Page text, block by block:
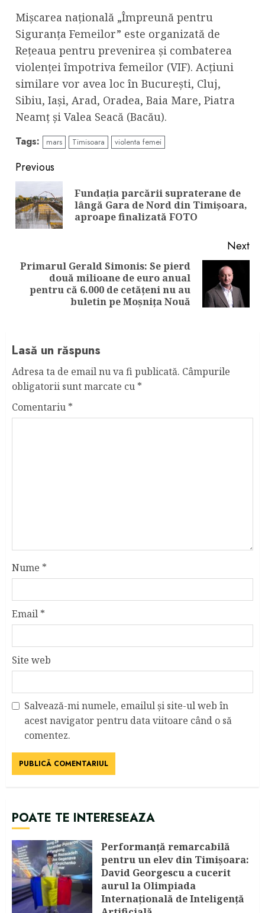
Mișcarea națională „Împreună pentru
Siguranța Femeilor” este organizată de
Rețeaua pentru prevenirea și combaterea
violenței împotriva femeilor (VIF). Acțiuni
similare vor avea loc în București, Cluj,
Sibiu, Iași, Arad, Oradea, Baia Mare, Piatra
Neamț și Valea Seacă (Bacău).
Tags: mars Timisoara violenta femei
Continue
Reading
Previous
Fundația parcării supraterane de
lângă Gara de Nord din Timișoara,
aproape finalizată FOTO
Next
post:
Primarul Gerald Simonis: Se pierd
două milioane de euro anual
pentru că 6.000 de cetățeni nu au
buletin pe Moșnița Nouă
Lasă un răspuns
Adresa ta de email nu va fi publicată. Câmpurile
obligatorii sunt marcate cu *
Comentariu *
Nume *
Email *
Site web
Salvează-mi numele, emailul și site-ul web în
acest navigator pentru data viitoare când o să
comentez.
POATE TE INTERESEAZA
Performanță remarcabilă
pentru un elev din Timișoara:
David Georgescu a cucerit
aurul la Olimpiada
Internațională de Inteligență